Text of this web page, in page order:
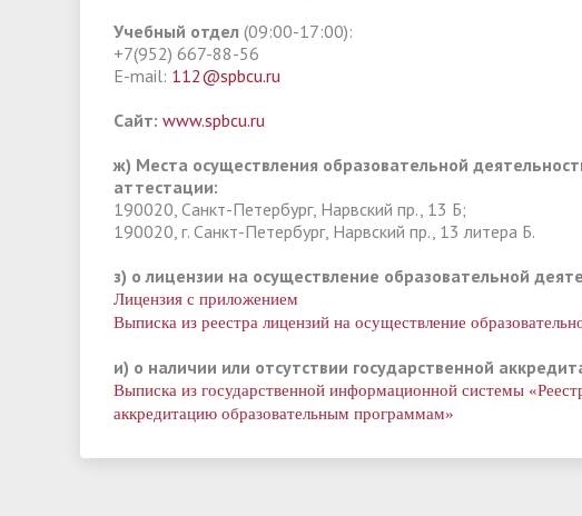
Учебный отдел (09:00-17:00):
+7(952) 667-88-56
E-mail: 112@spbcu.ru
Сайт: www.spbcu.ru
ж) Места осуществления образовательной
аттестации:
190020, Санкт-Петербург, Нарвский пр., 13 Б;
190020, г. Санкт-Петербург, Нарвский пр., 13 литера Б.
з) о лицензии на осуществление образовательной
Лицензия с приложением
Выписка из реестра лицензий на осуществление
и) о наличии или отсутствии государственной
Выписка из государственной информационной системы
аккредитацию образовательным программам»